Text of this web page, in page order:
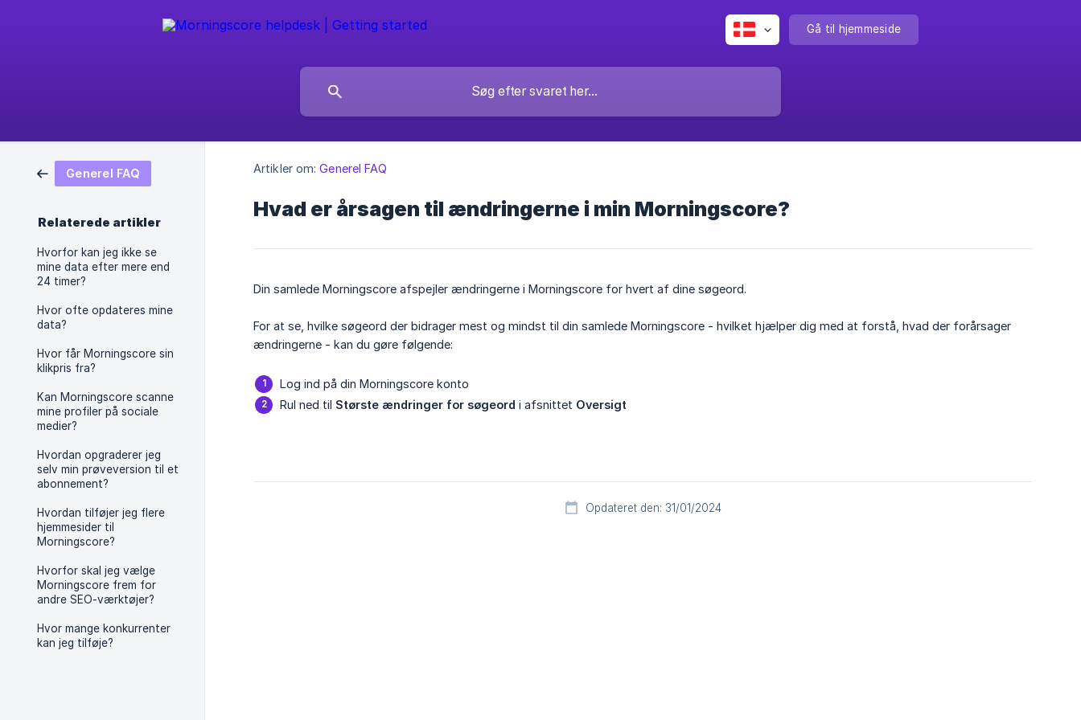
Gå til hjemmeside
Generel FAQ
Relaterede artikler
Hvorfor kan jeg ikke se
mine data efter mere end
24 timer?
Hvor ofte opdateres mine
data?
Hvor får Morningscore sin
klikpris fra?
Kan Morningscore scanne
mine profiler på sociale
medier?
Hvordan opgraderer jeg
selv min prøveversion til et
abonnement?
Hvordan tilføjer jeg flere
hjemmesider til
Morningscore?
Hvorfor skal jeg vælge
Morningscore frem for
andre SEO-værktøjer?
Hvor mange konkurrenter
kan jeg tilføje?
Artikler om: Generel FAQ
Hvad er årsagen til ændringerne i min Morningscore?
Din samlede Morningscore afspejler ændringerne i Morningscore for hvert af dine søgeord.
For at se, hvilke søgeord der bidrager mest og mindst til din samlede Morningscore - hvilket hjælper dig med at forstå, hvad der forårsager
ændringerne - kan du gøre følgende:
Log ind på din Morningscore konto
Rul ned til Største ændringer for søgeord i afsnittet Oversigt
Opdateret den: 31/01/2024